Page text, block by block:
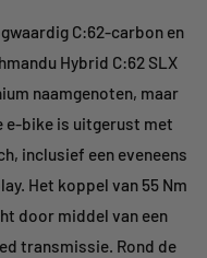
C:62-carbon en
Hybrid C:62 SLX
naamgenoten, maar
e-bike is uitgerust met
inclusief een eveneens
Het koppel van 55 Nm
door middel van een
transmissie. Rond de